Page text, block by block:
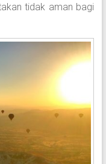
tidak aman bagi